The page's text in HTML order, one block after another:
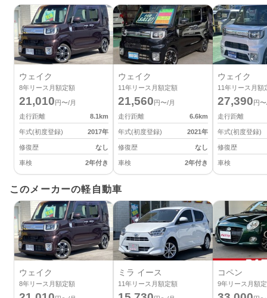
ウェイク
8年リース月額定額
21,010円〜/月
走行距離
8.1km
年式(初度登録) 2017年
修復歴 なし
車検 2年付き
ウェイク
11年リース月額定額
21,560円〜/月
走行距離
6.6km
年式(初度登録) 2021年
修復歴 なし
車検 2年付き
ウェイク
11年リース月額
27,390円
走行距離
年式(初度登録)
修復歴
車検
このメーカーの軽自動車
ウェイク
8年リース月額定額
ミラ イース
11年リース月額定額
コペン
9年リース月額